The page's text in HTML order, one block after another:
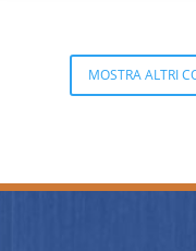
MOSTRA ALTRI